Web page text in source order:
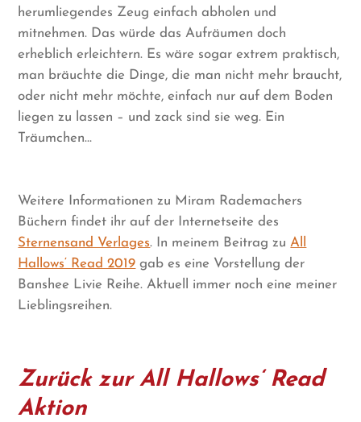
herumliegendes Zeug einfach abholen und
mitnehmen. Das würde das Aufräumen doch
erheblich erleichtern. Es wäre sogar extrem praktisch,
man bräuchte die Dinge, die man nicht mehr braucht,
oder nicht mehr möchte, einfach nur auf dem Boden
liegen zu lassen – und zack sind sie weg. Ein
Träumchen…
Weitere Informationen zu Miram Rademachers
Büchern findet ihr auf der Internetseite des
Sternensand Verlages. In meinem Beitrag zuAll
Hallows‘ Read 2019 gab es eine Vorstellung der
Banshee Livie Reihe. Aktuell immer noch eine meiner
Lieblingsreihen.
Zurück zur All Hallows‘ Read
Aktion